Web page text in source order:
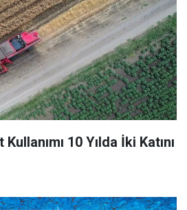
10 Yılda İki Katını